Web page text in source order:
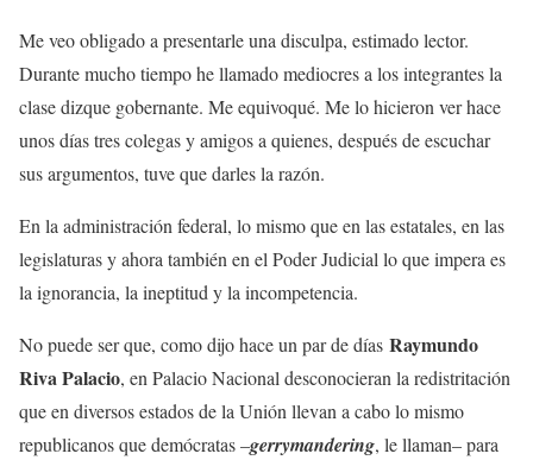
Me veo obligado a presentarle una disculpa, estimado lector.
Durante mucho tiempo he llamado mediocres a los integrantes la
clase dizque gobernante. Me equivoqué. Me lo hicieron ver hace
unos días tres colegas y amigos a quienes, después de escuchar
sus argumentos, tuve que darles la razón.
En la administración federal, lo mismo que en las estatales, en las
legislaturas y ahora también en el Poder Judicial lo que impera es
la ignorancia, la ineptitud y la incompetencia.
No puede ser que, como dijo hace un par de días Raymundo
Riva Palacio, en Palacio Nacional desconocieran la redistritación
que en diversos estados de la Unión llevan a cabo lo mismo
republicanos que demócratas –gerrymandering, le llaman– para